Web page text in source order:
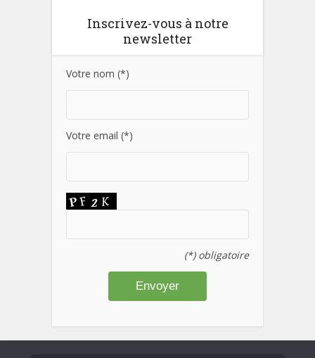
Inscrivez-vous à notre
newsletter
Votre nom (*)
Votre email (*)
(*) obligatoire